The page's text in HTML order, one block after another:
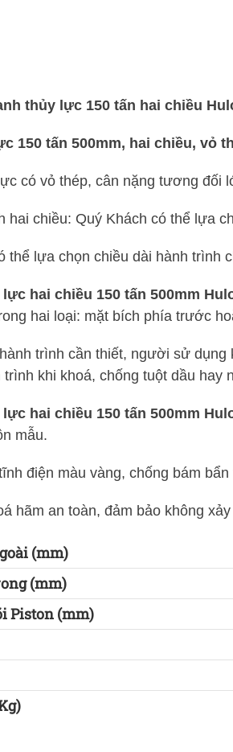
thủy lực 150 tấn hai chiều
150 tấn 500mm, hai chiều, vỏ
có vỏ thép, cân nặng tương
hai chiều: Quý Khách có thể lựa
thể lựa chọn chiều dài hành trình
hai chiều 150 tấn 500mm
hai loại: mặt bích phía trước
trình cần thiết, người sử
khi khoá, chống tuột dầu hay
hai chiều 150 tấn 500mm
mẫu.
điện màu vàng, chống bám bẩn
hãm an toàn, đảm bảo không
(mm)
(mm)
Piston (mm)